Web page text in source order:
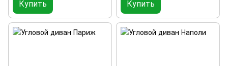
Купить Купить